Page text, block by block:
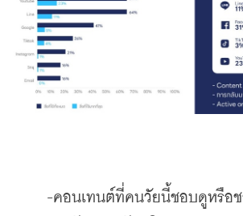
-คอนเทนต์ที่คนวัยนี้ชอบดูหรือช